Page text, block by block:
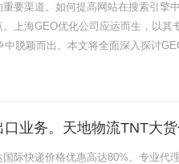
要渠道。如何提高网站在搜索引擎
上海GEO优化公司应运而生，以其
脱颖而出。本文将全面深入探讨
业务。天地物流TNT大货
际快递价格优惠高达80%。专业代